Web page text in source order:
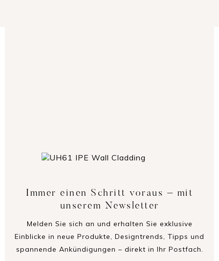
Immer einen Schritt voraus – mit
unserem Newsletter
Melden Sie sich an und erhalten Sie exklusive
Einblicke in neue Produkte, Designtrends, Tipps und
spannende Ankündigungen – direkt in Ihr Postfach.